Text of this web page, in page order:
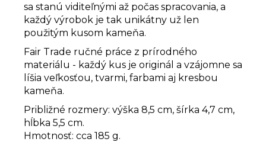
sa stanú viditeľnými až počas spracovania, a
každý výrobok je tak unikátny už len
použitým kusom kameňa.
Fair Trade ručné práce z prírodného
materiálu - každý kus je originál a vzájomne sa
líšia veľkosťou, tvarmi, farbami aj kresbou
kameňa.
Približné rozmery: výška 8,5 cm, šírka 4,7 cm,
hĺbka 5,5 cm.
Hmotnosť: cca 185 g.